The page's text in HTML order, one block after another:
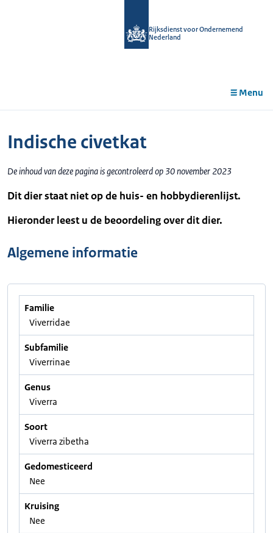
Rijksdienst voor Ondernemend
Nederland
Menu
Indische civetkat
De inhoud van deze pagina is gecontroleerd op 30 november 2023
Dit dier staat niet op de huis- en hobbydierenlijst.
Hieronder leest u de beoordeling over dit dier.
Algemene informatie
Familie
Viverridae
Subfamilie
Viverrinae
Genus
Viverra
Soort
Viverra zibetha
Gedomesticeerd
Nee
Kruising
Nee